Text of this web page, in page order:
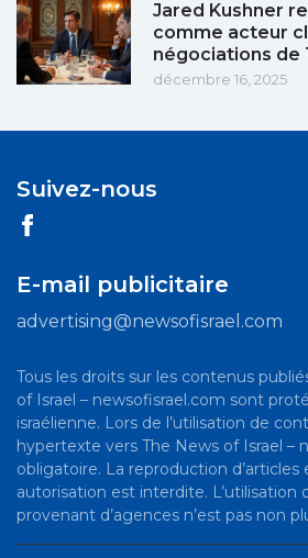
Jared Kushner
comme acteur
négociations de
décembre 16, 2025
Suivez-nous
E-mail publicitaire
advertising@newsofisrael.com
Tous les droits sur les contenus
of Israel – newsofisrael.com sont
israélienne. Lors de l’utilisation de
hypertexte vers The News of Israel –
obligatoire. La reproduction d’articles
autorisation est interdite. L’utilisation
provenant d’agences n’est pas non